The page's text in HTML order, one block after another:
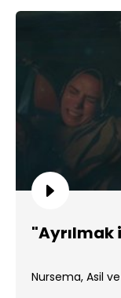
"Ayrılmak
Nursema, Asil